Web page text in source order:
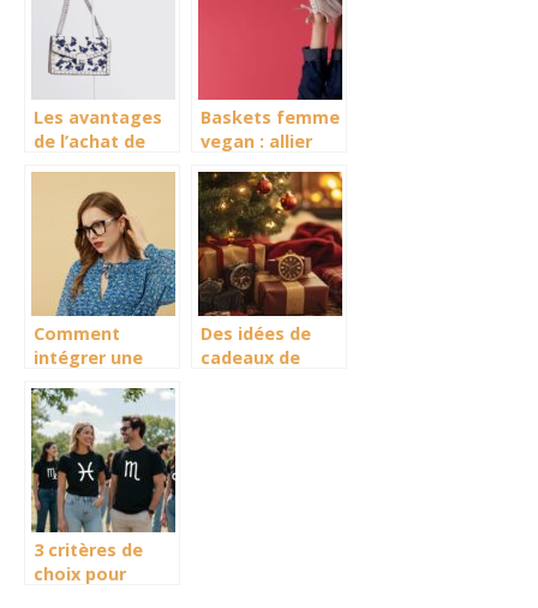
Les avantages
de l’achat de
gros pour votre
entreprise
Baskets femme
vegan : allier
et engagement
éthique
Comment
intégrer une
des années 80
dans un look
moderne ?
Des idées de
cadeaux de
3 critères de
choix pour